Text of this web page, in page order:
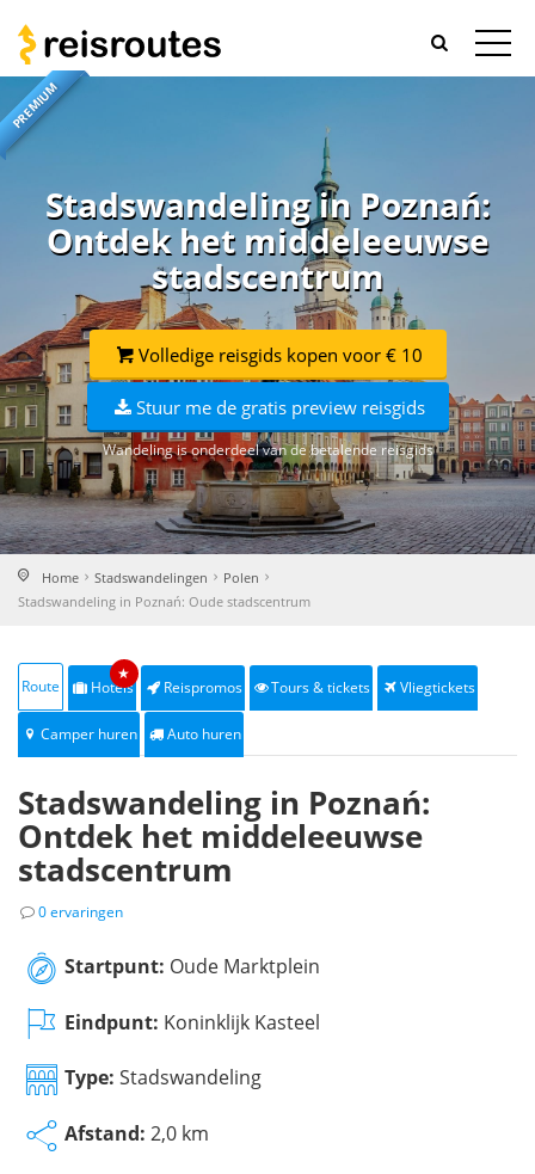
PREMIUM
Stadswandeling in Poznań:
Ontdek het middeleeuwse
stadscentrum
Volledige reisgids kopen voor € 10
Stuur me de gratis preview reisgids
Wandeling is onderdeel van de betalende reisgids
Home Stadswandelingen
Polen
Stadswandeling in Poznań: Oude stadscentrum
Route Hotels
★
Reispromos Tours & tickets Vliegtickets
Camper huren Auto huren
Stadswandeling in Poznań:
Ontdek het middeleeuwse
stadscentrum
0 ervaringen
Startpunt: Oude Marktplein
Eindpunt: Koninklijk Kasteel
Type: Stadswandeling
Afstand: 2,0 km